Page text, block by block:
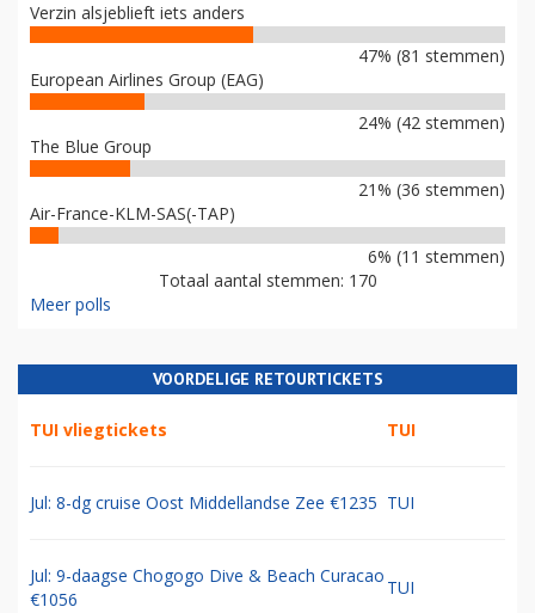
Verzin alsjeblieft iets anders
47% (81 stemmen)
European Airlines Group (EAG)
24% (42 stemmen)
The Blue Group
21% (36 stemmen)
Air-France-KLM-SAS(-TAP)
6% (11 stemmen)
Totaal aantal stemmen: 170
Meer polls
VOORDELIGE RETOURTICKETS
TUI vliegtickets TUI
Jul: 8-dg cruise Oost Middellandse Zee €1235 TUI
Jul: 9-daagse Chogogo Dive & Beach Curacao
€1056
TUI